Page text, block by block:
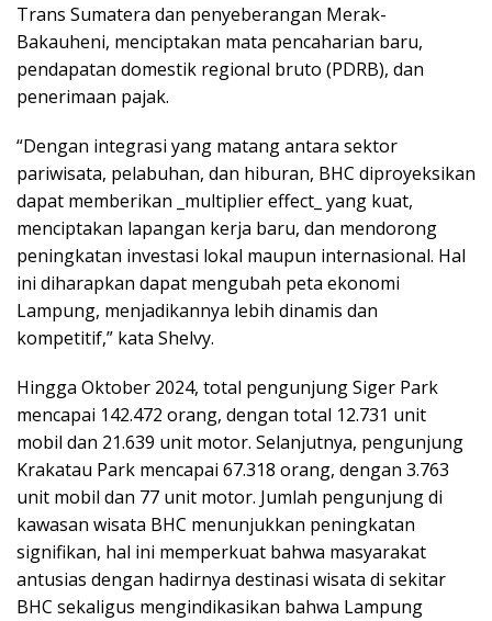
Trans Sumatera dan penyeberangan Merak-
Bakauheni, menciptakan mata pencaharian baru,
pendapatan domestik regional bruto (PDRB), dan
penerimaan pajak.
“Dengan integrasi yang matang antara sektor
pariwisata, pelabuhan, dan hiburan, BHC diproyeksikan
dapat memberikan _multiplier effect_ yang kuat,
menciptakan lapangan kerja baru, dan mendorong
peningkatan investasi lokal maupun internasional. Hal
ini diharapkan dapat mengubah peta ekonomi
Lampung, menjadikannya lebih dinamis dan
kompetitif,” kata Shelvy.
Hingga Oktober 2024, total pengunjung Siger Park
mencapai 142.472 orang, dengan total 12.731 unit
mobil dan 21.639 unit motor. Selanjutnya, pengunjung
Krakatau Park mencapai 67.318 orang, dengan 3.763
unit mobil dan 77 unit motor. Jumlah pengunjung di
kawasan wisata BHC menunjukkan peningkatan
signifikan, hal ini memperkuat bahwa masyarakat
antusias dengan hadirnya destinasi wisata di sekitar
BHC sekaligus mengindikasikan bahwa Lampung